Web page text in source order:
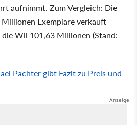
aufnimmt. Zum Vergleich: Die
Exemplare verkauft
Wii 101,63 Millionen (Stand:
Pachter gibt Fazit zu Preis und